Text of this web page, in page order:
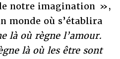
notre imagination »,
monde où s’établira
là où règne l’amour.
là où les être sont